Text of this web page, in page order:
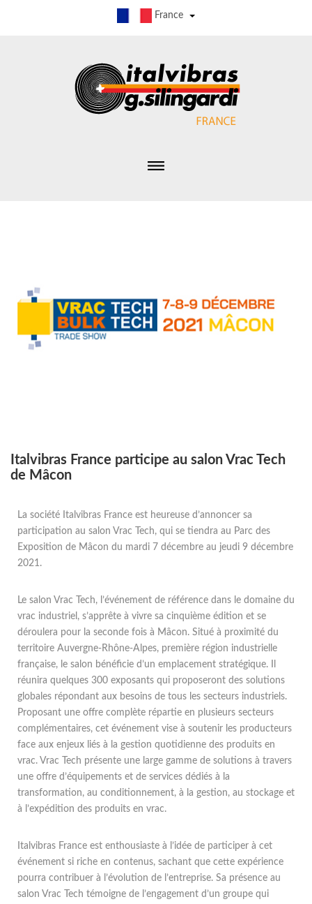
France
Italvibras France participe au salon Vrac Tech
de Mâcon
La société Italvibras France est heureuse d’annoncer sa
participation au salon Vrac Tech, qui se tiendra au Parc des
Exposition de Mâcon du mardi 7 décembre au jeudi 9 décembre
2021.
Le salon Vrac Tech, l’événement de référence dans le domaine du
vrac industriel, s’apprête à vivre sa cinquième édition et se
déroulera pour la seconde fois à Mâcon. Situé à proximité du
territoire Auvergne-Rhône-Alpes, première région industrielle
française, le salon bénéficie d’un emplacement stratégique. Il
réunira quelques 300 exposants qui proposeront des solutions
globales répondant aux besoins de tous les secteurs industriels.
Proposant une offre complète répartie en plusieurs secteurs
complémentaires, cet événement vise à soutenir les producteurs
face aux enjeux liés à la gestion quotidienne des produits en
vrac. Vrac Tech présente une large gamme de solutions à travers
une offre d’équipements et de services dédiés à la
transformation, au conditionnement, à la gestion, au stockage et
à l’expédition des produits en vrac.
Italvibras France est enthousiaste à l’idée de participer à cet
événement si riche en contenus, sachant que cette expérience
pourra contribuer à l’évolution de l’entreprise. Sa présence au
salon Vrac Tech témoigne de l’engagement d’un groupe qui